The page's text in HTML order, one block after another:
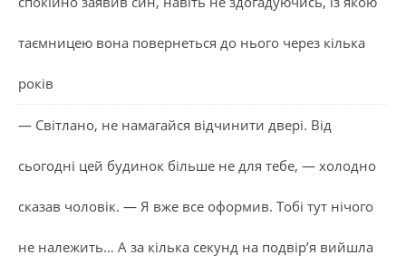
таємницею вона повернеться до нього через кілька
років
— Світлано, не намагайся відчинити двері. Від
сьогодні цей будинок більше не для тебе, — холодно
сказав чоловік. — Я вже все оформив. Тобі тут нічого
не належить… А за кілька секунд на подвір’я вийшла